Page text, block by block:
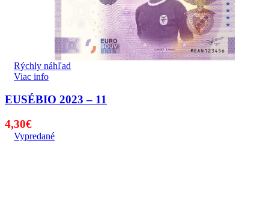
Rýchly náhľad
Viac info
EUSÉBIO 2023 – 11
4,30€
Vypredané